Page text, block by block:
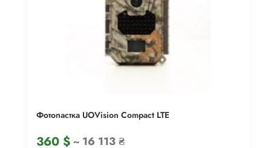
Фотопастка UOVision Compact LTE
360 $~ 16 113 ₴